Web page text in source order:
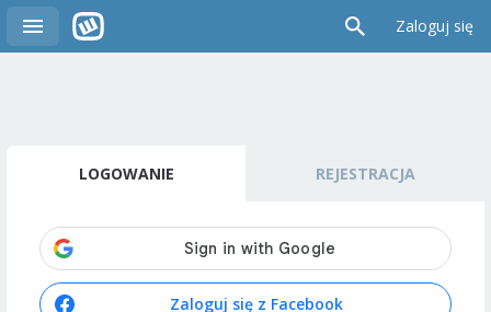
Zaloguj się
LOGOWANIE REJESTRACJA
Zaloguj się z Facebook